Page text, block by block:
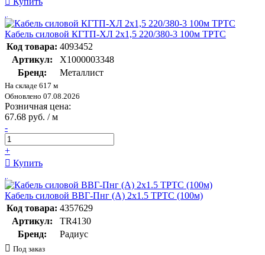
Кабель силовой КГТП-ХЛ 2х1,5 220/380-3 100м ТРТС
Код товара: 4093452
Артикул:
Х1000003348
Бренд:
Металлист
На складе 617 м
Обновлено 07.08.2026
Розничная цена:
67.68 руб. / м
-
+
Купить
Кабель силовой ВВГ-Пнг (А) 2х1.5 ТРТС (100м)
Код товара: 4357629
Артикул:
TR4130
Бренд:
Радиус
Под заказ